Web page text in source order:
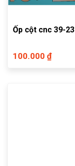
Ốp cột cnc 39-23
100.000 ₫